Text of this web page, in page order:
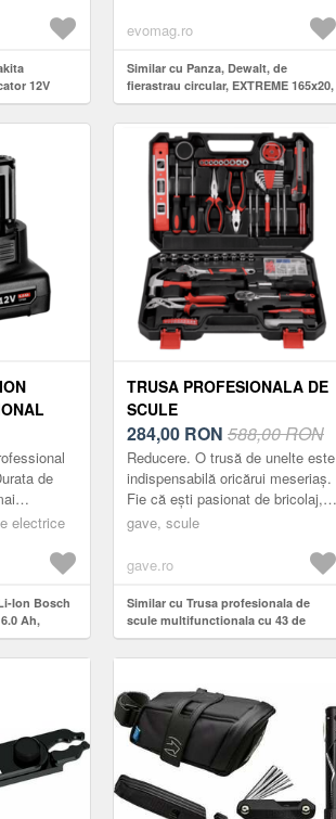
12V
dur...
evomag.ro
Similar cu Panza, Dewalt, de
fierastrau circular, EXTREME 165x20,
Z 24 DT10624-QZ
de
cu
electrice
Ion Bosch
Ah,
TRUSA PROFESIONALA DE
SCULE
MULTIFUNCTIONALA CU 43
DE ACCESORII
284,00 RON 588,00 RON
Reducere. O trusă de unelte este
indispensabilă oricărui meseriaș.
Fie că ești pasionat de bricolaj,
un meșter priceput sau o
gave, scule
gave.ro
Similar cu Trusa profesionala de
scule multifunctionala cu 43 de
accesorii